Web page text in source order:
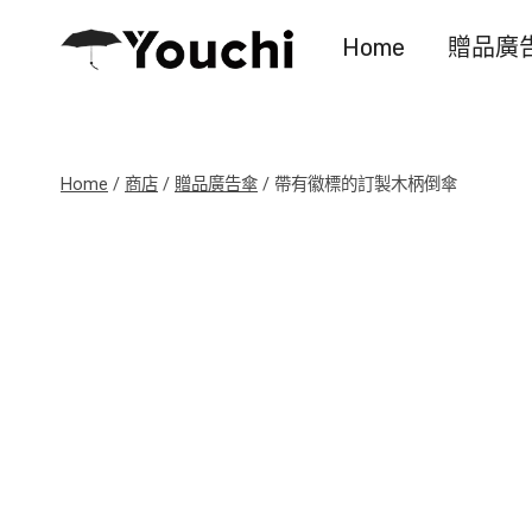
Home 贈品廣
Home / 商店 / 贈品廣告傘 / 帶有徽標的訂製木柄倒傘